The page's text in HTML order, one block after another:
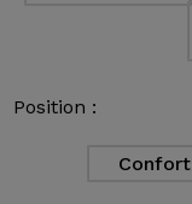
Position :
Confort